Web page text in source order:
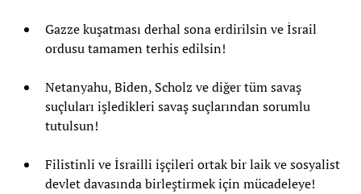
Gazze kuşatması derhal sona erdirilsin ve İsrail
ordusu tamamen terhis edilsin!
Netanyahu, Biden, Scholz ve diğer tüm savaş
suçluları işledikleri savaş suçlarından sorumlu
tutulsun!
Filistinli ve İsrailli işçileri ortak bir laik ve sosyalist
devlet davasında birleştirmek için mücadeleye!